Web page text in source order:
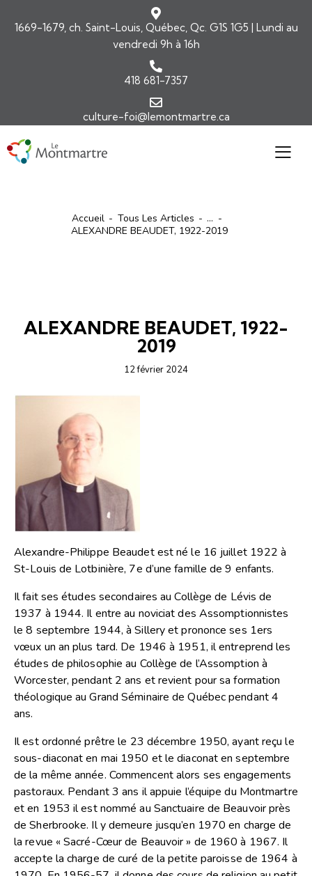
1669-1679, ch. Saint-Louis, Québec, Qc. G1S 1G5 | Lundi au
vendredi 9h à 16h
418 681-7357
culture-foi@lemontmartre.ca
Accueil Tous Les Articles
...
ALEXANDRE BEAUDET, 1922-2019
ALEXANDRE BEAUDET, 1922-
2019
12 février 2024
Alexandre-Philippe Beaudet est né le 16 juillet 1922 à
St-Louis de Lotbinière, 7e d’une famille de 9 enfants.
Il fait ses études secondaires au Collège de Lévis de
1937 à 1944. Il entre au noviciat des Assomptionnistes
le 8 septembre 1944, à Sillery et prononce ses 1ers
vœux un an plus tard. De 1946 à 1951, il entreprend les
études de philosophie au Collège de l’Assomption à
Worcester, pendant 2 ans et revient pour sa formation
théologique au Grand Séminaire de Québec pendant 4
ans.
Il est ordonné prêtre le 23 décembre 1950, ayant reçu le
sous-diaconat en mai 1950 et le diaconat en septembre
de la même année. Commencent alors ses engagements
pastoraux. Pendant 3 ans il appuie l’équipe du Montmartre
et en 1953 il est nommé au Sanctuaire de Beauvoir près
de Sherbrooke. Il y demeure jusqu’en 1970 en charge de
la revue « Sacré-Cœur de Beauvoir » de 1960 à 1967. Il
accepte la charge de curé de la petite paroisse de 1964 à